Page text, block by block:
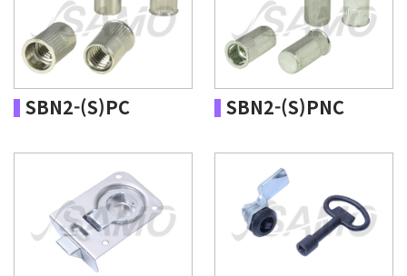
SBN2-(S)PC SBN2-(S)PNC